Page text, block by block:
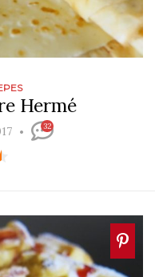
Hermé
32